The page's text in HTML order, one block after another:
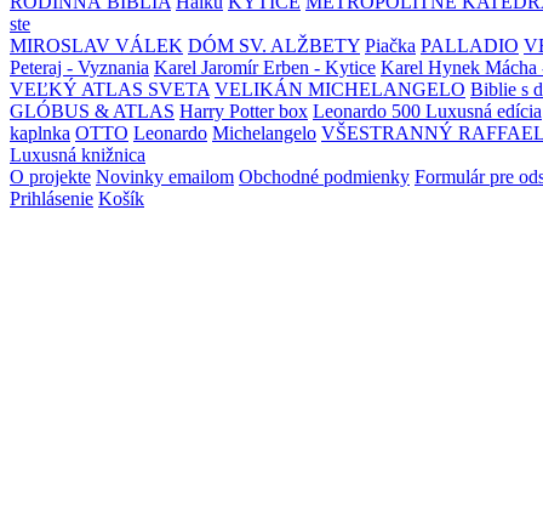
ste
MIROSLAV VÁLEK DÓM SV. ALŽBETY Piačka PALLADIO
Peteraj - Vyznania Karel Jaromír Erben - Kytice Karel Hynek Mácha
VEĽKÝ ATLAS SVETA VELIKÁN MICHELANGELO Biblie s
GLÓBUS & ATLAS Harry Potter box Leonardo 500 Luxusná edícia
kaplnka OTTO Leonardo Michelangelo VŠESTRANNÝ
Luxusná knižnica
O projekte Novinky emailom Obchodné podmienky Formulár pre
Prihlásenie Košík